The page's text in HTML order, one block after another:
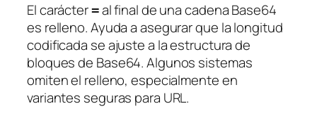
El carácter=al final de una cadena Base64
es relleno. Ayuda a asegurar que la longitud
codificada se ajuste a la estructura de
bloques de Base64. Algunos sistemas
omiten el relleno, especialmente en
variantes seguras para URL.